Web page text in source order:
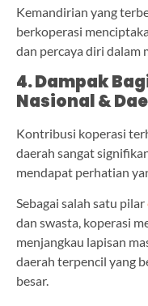
Kemandirian yang
berkoperasi
dan percaya diri dalam
4. Dampak
Nasional &
Kontribusi koperasi
daerah sangat
mendapat perhatian
Sebagai salah satu pilar
dan swasta, koperasi
menjangkau lapisan
daerah terpencil yang
besar.